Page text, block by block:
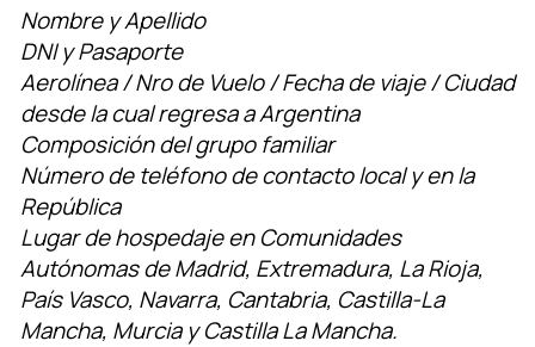
Nombre y Apellido
DNI y Pasaporte
Aerolínea / Nro de Vuelo / Fecha de viaje / Ciudad
desde la cual regresa a Argentina
Composición del grupo familiar
Número de teléfono de contacto local y en la
República
Lugar de hospedaje en Comunidades
Autónomas de Madrid, Extremadura, La Rioja,
País Vasco, Navarra, Cantabria, Castilla-La
Mancha, Murcia y Castilla La Mancha.